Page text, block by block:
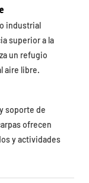
industrial
superior a la
un refugio
aire libre.
soporte de
ofrecen
y actividades